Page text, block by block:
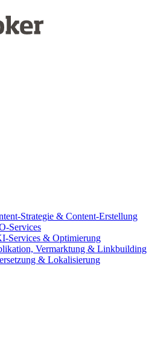
Strategie & Content-Erstellung
Services
Services & Optimierung
Vermarktung & Linkbuilding
& Lokalisierung